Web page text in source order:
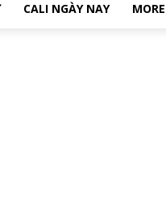
CALI NGÀY NAY MORE